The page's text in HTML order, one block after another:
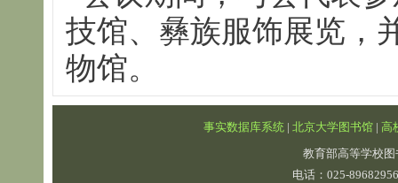
技馆、彝族服饰展览，
物馆。
事实数据库系统 | 北京大学图书馆| 高
教育部高等学校
电话：025-